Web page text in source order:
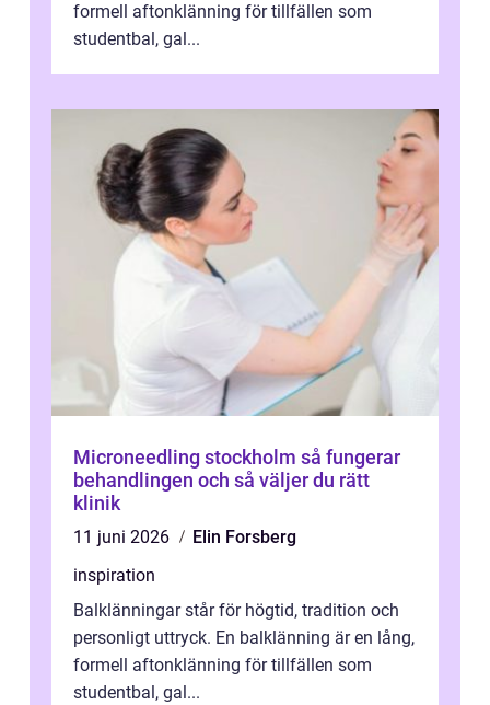
formell aftonklänning för tillfällen som
studentbal, gal...
Microneedling stockholm så fungerar
behandlingen och så väljer du rätt
klinik
11 juni 2026
Elin Forsberg
inspiration
Balklänningar står för högtid, tradition och
personligt uttryck. En balklänning är en lång,
formell aftonklänning för tillfällen som
studentbal, gal...